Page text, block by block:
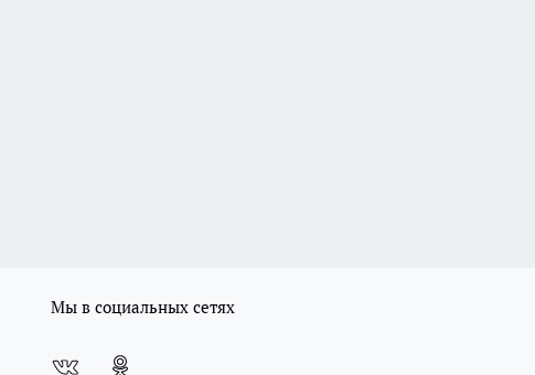
Мы в социальных сетях